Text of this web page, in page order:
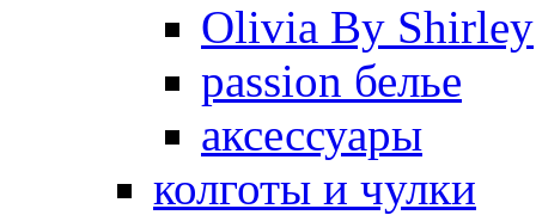
Olivia By Shirley
passion белье
аксессуары
колготы и чулки